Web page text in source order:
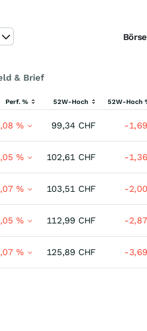
Börse
& Brief
Perf. % 52W-Hoch 52W-Hoch
% 99,34 CHF -
% 102,61 CHF -
% 103,51 CHF -
% 112,99 CHF -
% 125,89 CHF -